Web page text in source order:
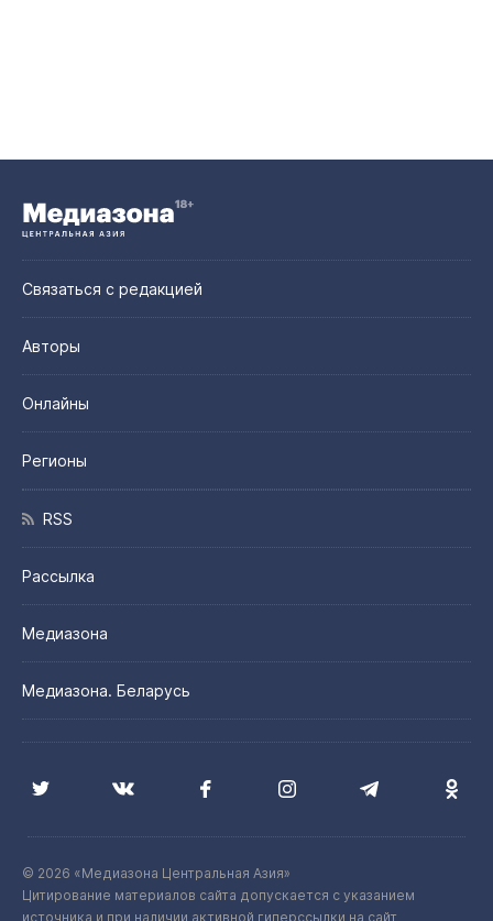
Связаться с редакцией
Авторы
Онлайны
Регионы
RSS
Рассылка
Медиазона
Медиазона. Беларусь
© 2026 «Медиазона Центральная Азия»
Цитирование материалов сайта допускается с указанием
источника и при наличии активной гиперссылки на сайт